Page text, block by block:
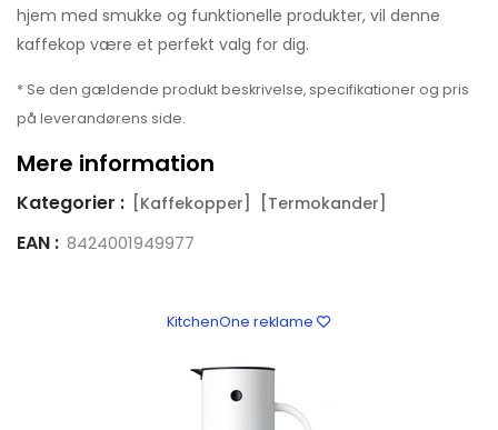
hjem med smukke og funktionelle produkter, vil denne
kaffekop være et perfekt valg for dig.
* Se den gældende produkt beskrivelse, specifikationer og pris
på leverandørens side.
Mere information
Kategorier : [Kaffekopper] [Termokander]
EAN : 8424001949977
KitchenOne reklame